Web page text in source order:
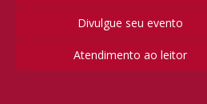
Divulgue seu evento
Atendimento ao leitor